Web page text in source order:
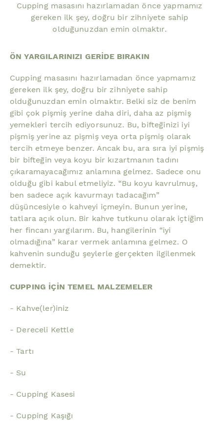
Cupping masasını hazırlamadan önce yapmamız
gereken ilk şey, doğru bir zihniyete sahip
olduğunuzdan emin olmaktır.
ÖN YARGILARINIZI GERİDE BIRAKIN
Cupping masasını hazırlamadan önce yapmamız
gereken ilk şey, doğru bir zihniyete sahip
olduğunuzdan emin olmaktır. Belki siz de benim
gibi çok pişmiş yerine daha diri, daha az pişmiş
yemekleri tercih ediyorsunuz. Bu, bifteğinizi iyi
pişmiş yerine az pişmiş veya orta pişmiş olarak
tercih etmeye benzer. Ancak bu, ara sıra iyi pişmiş
bir bifteğin veya koyu bir kızartmanın tadını
çıkaramayacağımız anlamına gelmez. Sadece onu
olduğu gibi kabul etmeliyiz. “Bu koyu kavrulmuş,
ben sadece açık kavurmayı tadacağım”
düşüncesiyle o kahveyi içmeyin. Bunun yerine,
tatlara açık olun. Bir kahve tutkunu olarak içtiğim
her fincanı yargılarım. Bu, hangilerinin “iyi
olmadığına” karar vermek anlamına gelmez. O
kahvenin sunduğu şeylerle gerçekten ilgilenmek
demektir.
CUPPING İÇİN TEMEL MALZEMELER
- Kahve(ler)iniz
- Dereceli Kettle
- Tartı
- Su
- Cupping Kasesi
- Cupping Kaşığı